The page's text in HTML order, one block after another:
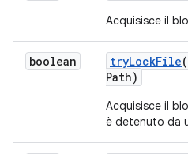
Acquisisce il
boolean tryLockFile
Path)
Acquisisce il
è detenuto da